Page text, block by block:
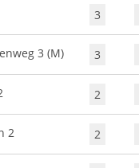
3
3 (M) 3
2
2 2